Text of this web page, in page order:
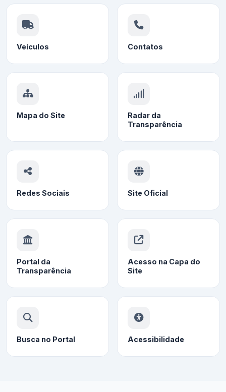
Veículos Contatos
Mapa do Site
Radar da
Transparência
Redes Sociais Site Oficial
Portal da
Transparência
Acesso na Capa do
Site
Busca no Portal Acessibilidade